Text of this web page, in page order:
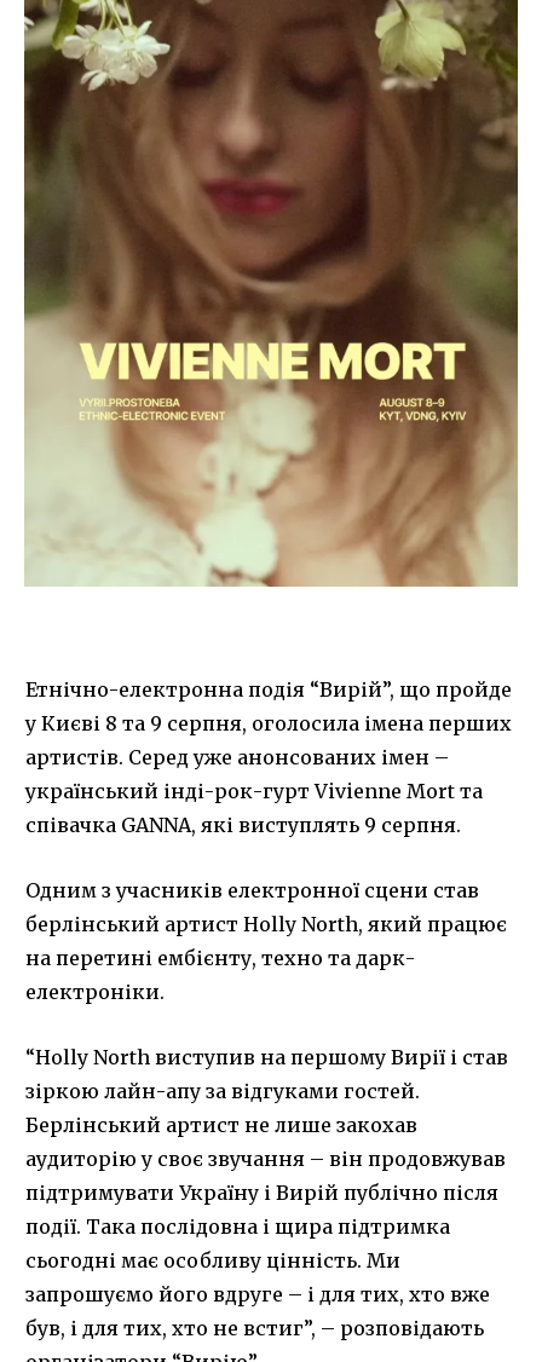
Етнічно-електронна подія “Вирій”, що пройде
у Києві 8 та 9 серпня, оголосила імена перших
артистів. Серед уже анонсованих імен –
український інді-рок-гурт Vivienne Mort та
співачка GANNA, які виступлять 9 серпня.
Одним з учасників електронної сцени став
берлінський артист Holly North, який працює
на перетині ембієнту, техно та дарк-
електроніки.
“Holly North виступив на першому Вирії і став
зіркою лайн-апу за відгуками гостей.
Берлінський артист не лише закохав
аудиторію у своє звучання – він продовжував
підтримувати Україну і Вирій публічно після
події. Така послідовна і щира підтримка
сьогодні має особливу цінність. Ми
запрошуємо його вдруге – і для тих, хто вже
був, і для тих, хто не встиг”, – розповідають